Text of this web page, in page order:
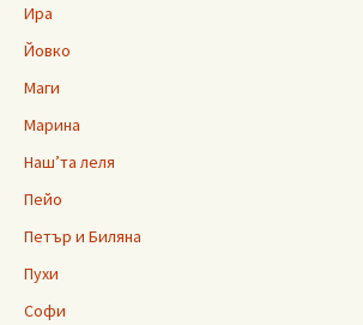
Ира
Йовко
Маги
Марина
Наш’та леля
Пейо
Петър и Биляна
Пухи
Софи